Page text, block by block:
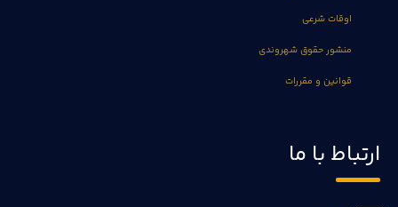
اوقات شرعی
منشور حقوق شهروندی
قوانین و مقررات
ارتباط با ما